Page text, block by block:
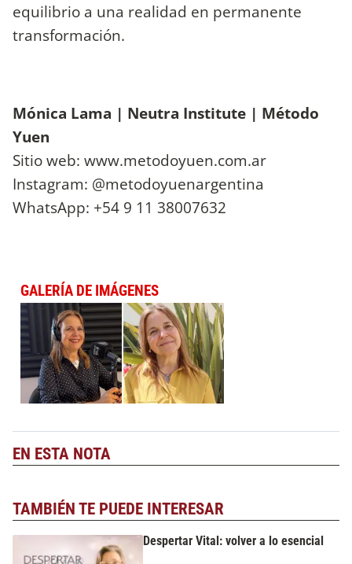
equilibrio a una realidad en permanente
transformación.
Mónica Lama | Neutra Institute | Método
Yuen
Sitio web: www.metodoyuen.com.ar
Instagram: @metodoyuenargentina
WhatsApp: +54 9 11 38007632
GALERÍA DE IMÁGENES
EN ESTA NOTA
TAMBIÉN TE PUEDE INTERESAR
Despertar Vital: volver a lo esencial